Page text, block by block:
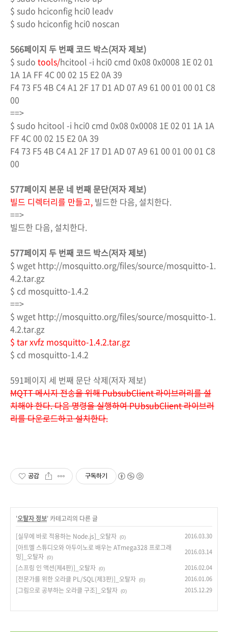
$ sudo hciconfig hci0 leadv
$ sudo hciconfig hci0 noscan
566페이지 두 번째 코드 박스(저자 제보)
$ sudo tools/hcitool -i hci0 cmd 0x08 0x0008 1E 02 01
1A 1A FF 4C 00 02 15 E2 0A 39
F4 73 F5 4B C4 A1 2F 17 D1 AD 07 A9 61 00 01 00 01 C8
00
==>
$ sudo hcitool -i hci0 cmd 0x08 0x0008 1E 02 01 1A 1A
FF 4C 00 02 15 E2 0A 39
F4 73 F5 4B C4 A1 2F 17 D1 AD 07 A9 61 00 01 00 01 C8
00
577페이지 본문 네 번째 문단(저자 제보)
빌드 디렉터리를 만들고, 빌드한 다음, 설치한다.
==>
빌드한 다음, 설치한다.
577페이지 두 번째 코드 박스(저자 제보)
$ wget http://mosquitto.org/files/source/mosquitto-1.
4.2.tar.gz
$ cd mosquitto-1.4.2
==>
$ wget http://mosquitto.org/files/source/mosquitto-1.
4.2.tar.gz
$ tar xvfz mosquitto-1.4.2.tar.gz
$ cd mosquitto-1.4.2
591페이지 세 번째 문단 삭제(저자 제보)
MQTT 메시지 전송을 위해 PubsubClient 라이브러리를 설
치해야 한다. 다음 명령을 실행하여 PUbsubClient 라이브러
리를 다운로드하고 설치한다.
공감 구독하기
'오탈자 정보' 카테고리의 다른 글
[실무에 바로 적용하는 Node.js]_오탈자 (0) 2016.03.30
[아트멜 스튜디오와 아두이노로 배우는 ATmega328 프로그래
밍]_오탈자 (0)
2016.03.14
[스프링 인 액션(제4판)]_오탈자 (0) 2016.02.04
[전문가를 위한 오라클 PL/SQL(제3판)]_오탈자 (0) 2016.01.06
[그림으로 공부하는 오라클 구조]_오탈자 (0) 2015.12.29